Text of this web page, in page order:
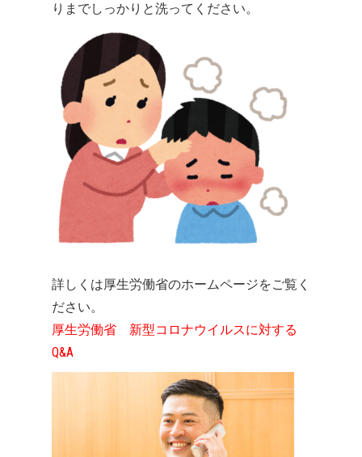
りまでしっかりと洗ってください。
詳しくは厚生労働省のホームページをご覧く
ださい。
厚生労働省 新型コロナウイルスに対する
Q&A